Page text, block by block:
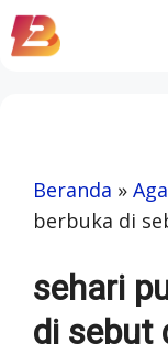
Skip
to
Beranda »
berbuka di
sehari
di sebut